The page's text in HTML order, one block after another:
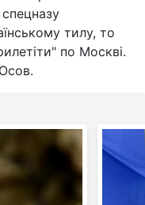
тилу, то
по Москві.